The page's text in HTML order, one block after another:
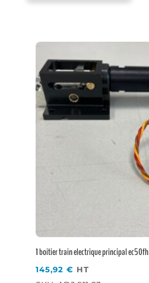
1 boitier train electrique principal ec50fh
145,92 € HT